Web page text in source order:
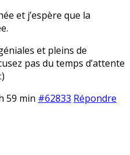
et j’espère que la
et pleins de
pas du temps d’attente
59 min #62833 Répondre